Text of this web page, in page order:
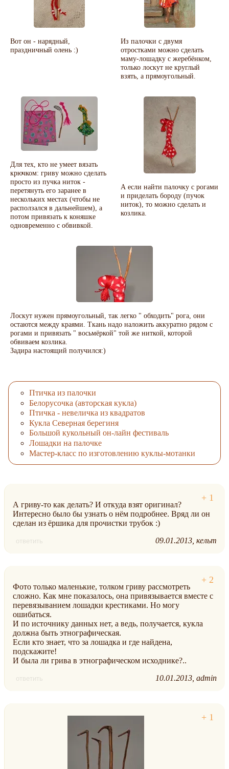
Вот он - нарядный,
праздничный олень :)
Из палочки с двумя
отростками можно сделать
маму-лошадку с жеребёнком,
только лоскут не круглый
взять, а прямоугольный.
Для тех, кто не умеет вязать
крючком: гриву можно сделать
просто из пучка ниток -
перетянуть его заранее в
нескольких местах (чтобы не
расползался в дальнейшем), а
потом привязать к коняшке
одновременно с обвивкой.
А если найти палочку с рогами
и приделать бороду (пучок
ниток), то можно сделать и
козлика.
Лоскут нужен прямоугольный, так легко " обходить" рога, они
остаются между краями. Ткань надо наложить аккуратно рядом с
рогами и привязать " восьмёркой" той же ниткой, которой
обвиваем козлика.
Задира настоящий получился:)
Птичка из палочки
Белорусочка (авторская кукла)
Птичка - невеличка из квадратов
Кукла Северная берегиня
Большой кукольный он-лайн фестиваль
Лошадки на палочке
Мастер-класс по изготовлению куклы-мотанки
А гриву-то как делать? И откуда взят оригинал?
Интересно было бы узнать о нём подробнее. Вряд ли он
сделан из ёршика для прочистки трубок :)
ответить 09.01.2013 кельт
Фото только маленькие, толком гриву рассмотреть
сложно. Как мне показалось, она привязывается вместе с
перевязыванием лошадки крестиками. Но могу
ошибаться.
И по источнику данных нет, а ведь, получается, кукла
должна быть этнографическая.
Если кто знает, что за лошадка и где найдена,
подскажите!
И была ли грива в этнографическом исходнике?..
ответить 10.01.2013 admin